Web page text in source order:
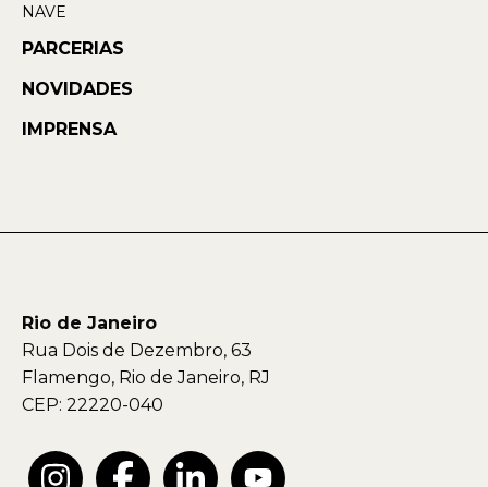
NAVE
PARCERIAS
NOVIDADES
IMPRENSA
Rio de Janeiro
Rua Dois de Dezembro, 63
Flamengo, Rio de Janeiro, RJ
CEP: 22220-040